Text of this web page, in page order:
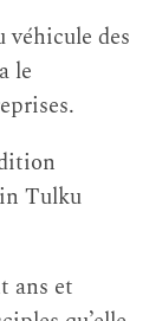
véhicule des
le
Tulku
ans et